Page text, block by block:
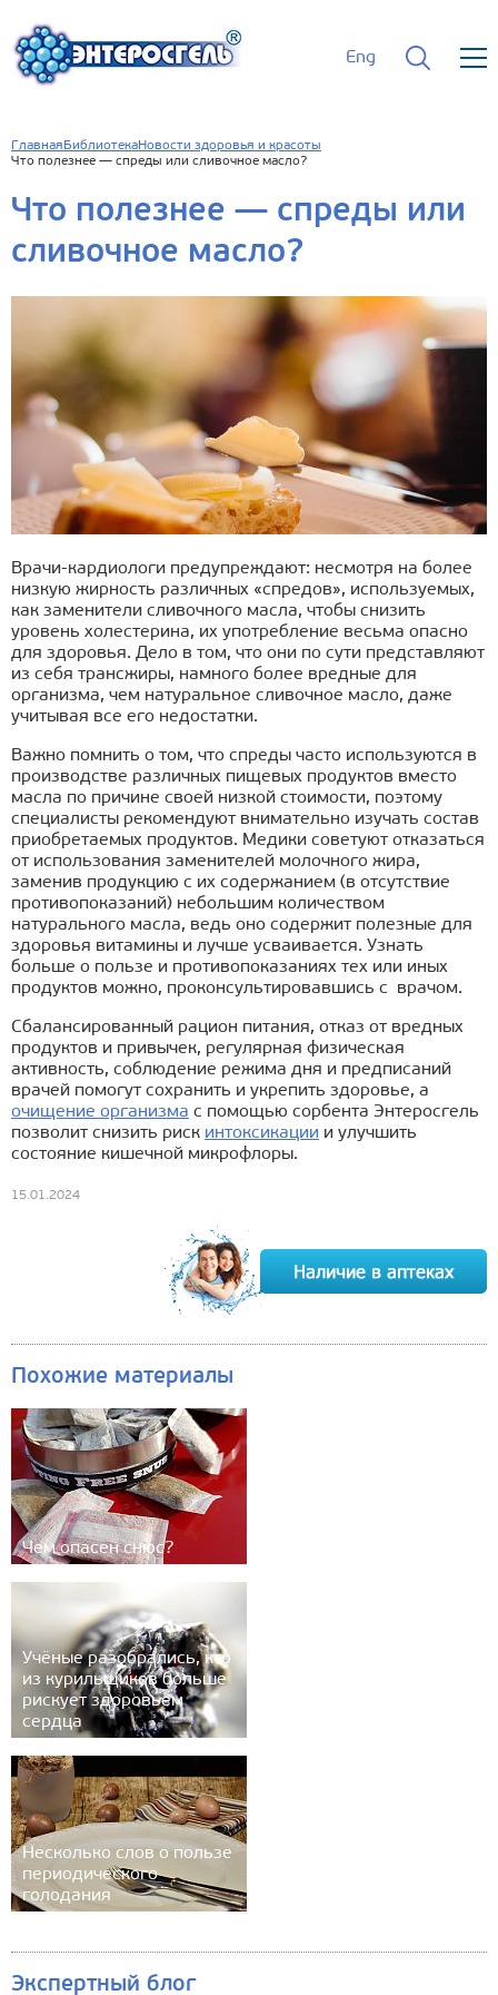
Eng
Главная БиблиотекаНовости здоровья и красоты
Что полезнее — спреды или сливочное масло?
Что полезнее — спреды или
сливочное масло?
Врачи-кардиологи предупреждают: несмотря на более
низкую жирность различных «спредов», используемых,
как заменители сливочного масла, чтобы снизить
уровень холестерина, их употребление весьма опасно
для здоровья. Дело в том, что они по сути представляют
из себя трансжиры, намного более вредные для
организма, чем натуральное сливочное масло, даже
учитывая все его недостатки.
Важно помнить о том, что спреды часто используются в
производстве различных пищевых продуктов вместо
масла по причине своей низкой стоимости, поэтому
специалисты рекомендуют внимательно изучать состав
приобретаемых продуктов. Медики советуют отказаться
от использования заменителей молочного жира,
заменив продукцию с их содержанием (в отсутствие
противопоказаний) небольшим количеством
натурального масла, ведь оно содержит полезные для
здоровья витамины и лучше усваивается. Узнать
больше о пользе и противопоказаниях тех или иных
продуктов можно, проконсультировавшись с врачом.
Сбалансированный рацион питания, отказ от вредных
продуктов и привычек, регулярная физическая
активность, соблюдение режима дня и предписаний
врачей помогут сохранить и укрепить здоровье, а
очищение организма с помощью сорбента Энтеросгель
позволит снизить риск интоксикации и улучшить
состояние кишечной микрофлоры.
15.01.2024
Похожие материалы
Чем опасен снюс?
Учёные разобрались, кто
из курильщиков больше
рискует здоровьем
сердца
Несколько слов о пользе
периодического
голодания
Экспертный блог